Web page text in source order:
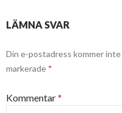
LÄMNA SVAR
Din e-postadress kommer
markerade *
Kommentar*